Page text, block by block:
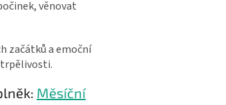
věnovat
začátků a emoční
trpělivosti.
Měsíční